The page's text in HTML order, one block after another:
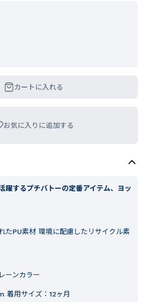
カートに入れる
お気に入りに追加する
躍するプチバトーの定番アイテム、ヨッ
たPU素材 環境に配慮したリサイクル素
ーンカラー
着用サイズ：12ヶ月